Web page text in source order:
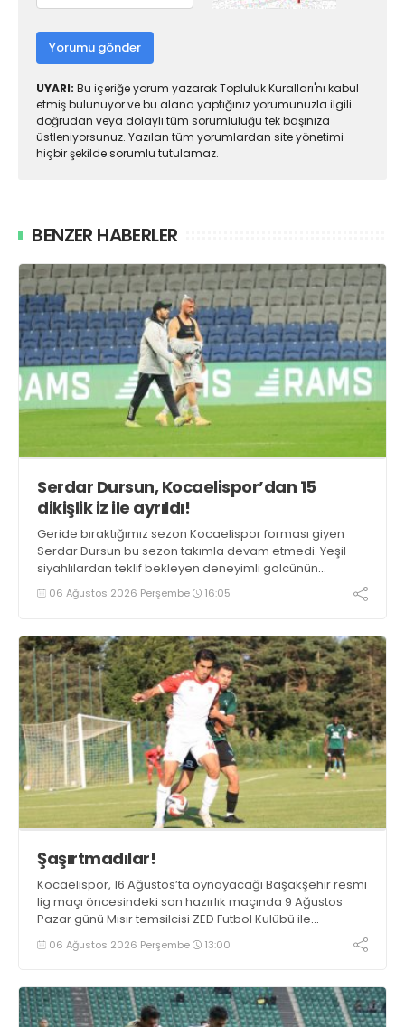
Yorumu gönder
UYARI: Bu içeriğe yorum yazarak Topluluk Kuralları'nı kabul
etmiş bulunuyor ve bu alana yaptığınız yorumunuzla ilgili
doğrudan veya dolaylı tüm sorumluluğu tek başınıza
üstleniyorsunuz. Yazılan tüm yorumlardan site yönetimi
hiçbir şekilde sorumlu tutulamaz.
BENZER HABERLER
Serdar Dursun, Kocaelispor’dan 15
dikişlik iz ile ayrıldı!
Geride bıraktığımız sezon Kocaelispor forması giyen
Serdar Dursun bu sezon takımla devam etmedi. Yeşil
siyahlılardan teklif bekleyen deneyimli golcünün
Gaziantep FK ile söz kesecek.
06 Ağustos 2026 Perşembe 16:05
Şaşırtmadılar!
Kocaelispor, 16 Ağustos’ta oynayacağı Başakşehir resmi
lig maçı öncesindeki son hazırlık maçında 9 Ağustos
Pazar günü Mısır temsilcisi ZED Futbol Kulübü ile
karşılaşacak.
06 Ağustos 2026 Perşembe 13:00